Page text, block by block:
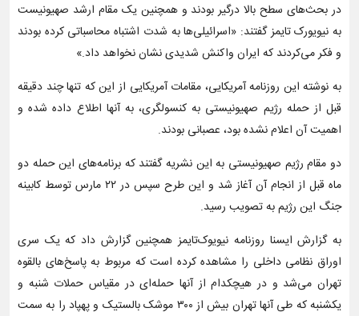
در بحث‌های سطح بالا درگیر بودند و همچنین یک مقام ارشد صهیونیست
به نیویورک تایمز گفتند: «اسرائیلی‌ها به شدت اشتباه محاسباتی کرده بودند
و فکر می‌کردند که ایران واکنش شدیدی نشان نخواهد داد.»
به نوشته این روزنامه آمریکایی، مقامات آمریکایی از این که تنها چند دقیقه
قبل از حمله رژیم صهیونیستی به کنسولگری، به آنها اطلاع داده شده و
اهمیت آن اعلام نشده بود، عصبانی بودند.
دو مقام رژیم صهیونیستی به این نشریه گفتند که برنامه‌های این حمله دو
ماه قبل از انجام آن آغاز شد و این طرح سپس در ۲۲ مارس توسط کابینه
جنگ این رژیم به تصویب رسید.
به گزارش ایسنا روزنامه نیویوک‌تایمز همچنین گزارش داد که یک سری
اوراق نظامی داخلی را مشاهده کرده است که مربوط به پاسخ‌های بالقوه
تهران می‌شد و در هیچکدام از آنها حمله‌ای در مقیاس حملات شنبه و
یکشنبه که طی آنها تهران بیش از ۳۰۰ موشک بالستیک و پهپاد را به سمت